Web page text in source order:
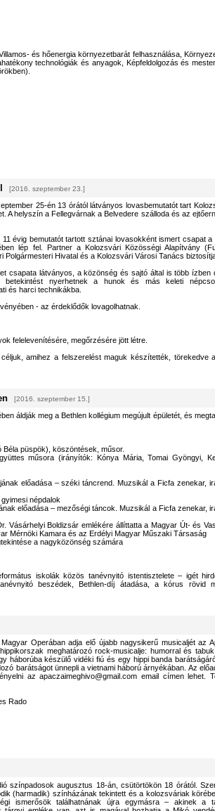
és hőenergia környezetbarát felhasználása,
technológiák és anyagok, Képfeldolgozás és
[2016. szeptember 23.]
25-én 13 órától látványos lovasbemutatót tart
A helyszín a Fellegvárnak a Belvedere szálloda és az
évig bemutatót tartott sztánai lovasokként ismert csapat a
lép fel. Partner a Kolozsvári Közösségi Alapítvány
Polgármesteri Hivatal és a Kolozsvári Városi Tanács
csapata látványos, a közönség és sajtó által is több ízben
betekintést nyerhetnek a hunok és más keleti
és harci technikákba.
- az érdeklődők lovagolhatnak.
felelevenítésére, megőrzésére jött létre.
amihez a felszerelést maguk készítették, törekedve
[2016. szeptember 15.]
áldják meg a Bethlen kollégium megújult épületét, és
Béla püspök), köszöntések, műsor.
műsora (irányítók: Kónya Mária, Tomai Gyöngyi,
előadása – széki táncrend. Muzsikál a Ficfa zenekar,
népdalok
előadása – mezőségi táncok. Muzsikál a Ficfa zenekar,
Vásárhelyi Boldizsár emlékére állíttatta a Magyar Út- és
Mérnöki Kamara és az Erdélyi Magyar Műszaki Társaság
a nagyközönség számára
iskolák közös tanévnyitó istentisztelete – igét
beszédek, Bethlen-díj átadása, a kórus rövid
Operában adja elő újabb nagysikerű musicaljét az
meghatározó rock-musicalje: humorral és
háborúba készülő vidéki fiú és egy hippi banda
barátságot ünnepli a vietnami háború árnyékában. Az
az apaczaimeghivo@gmail.com email címen lehet.
Rado
színpadosok augusztus 18-án, csütörtökön 18 órától.
(harmadik) színházának tekintett és a kolozsváriak
ismerősök találhatnának újra egymásra – akinek a